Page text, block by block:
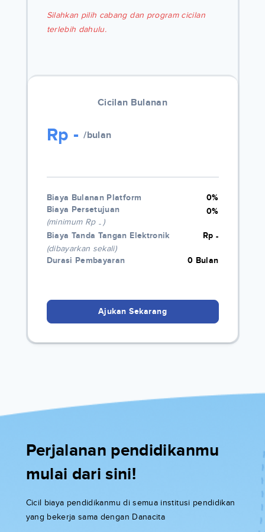
Silahkan pilih cabang dan program cicilan
terlebih dahulu.
Cicilan Bulanan
Rp - /bulan
Biaya Bulanan Platform
0%
Biaya Persetujuan
(minimum Rp -)
0%
Biaya Tanda Tangan Elektronik
(dibayarkan sekali)
Rp-
Durasi Pembayaran 0 Bulan
Ajukan Sekarang
Perjalanan pendidikanmu
mulai dari sini!
Cicil biaya pendidikanmu di semua institusi pendidikan
yang bekerja sama dengan Danacita